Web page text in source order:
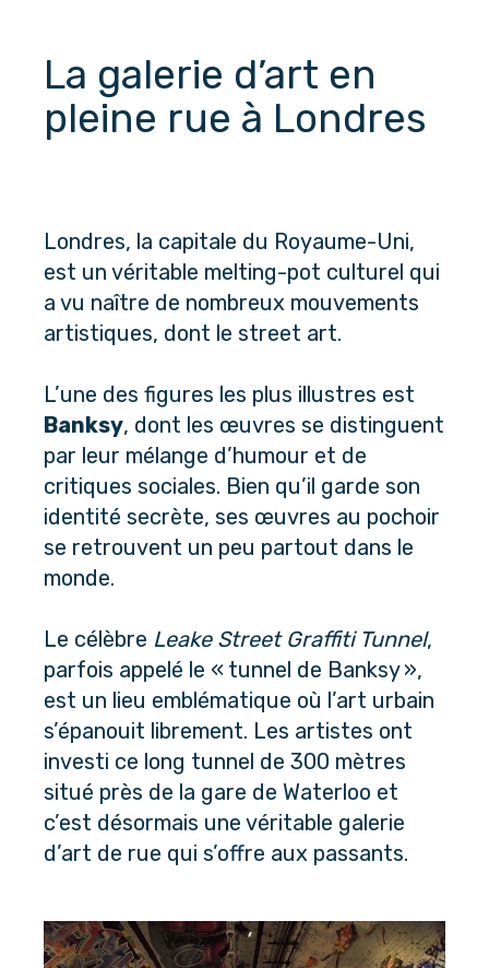
La galerie d’art en
pleine rue à Londres
Londres, la capitale du Royaume-Uni,
est un véritable melting-pot culturel qui
a vu naître de nombreux mouvements
artistiques, dont le street art.
Banksy, dont les œuvres se distinguent
par leur mélange d’humour et de
critiques sociales. Bien qu’il garde son
identité secrète, ses œuvres au pochoir
se retrouvent un peu partout dans le
monde.
Le célèbre Leake Street Graffiti Tunnel,
parfois appelé le « tunnel de Banksy »,
est un lieu emblématique où l’art urbain
s’épanouit librement. Les artistes ont
investi ce long tunnel de 300 mètres
situé près de la gare de Waterloo et
c’est désormais une véritable galerie
d’art de rue qui s’offre aux passants.